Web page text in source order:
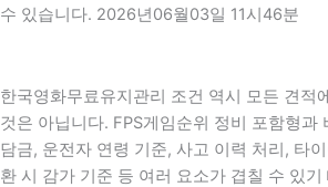
수 있습니다. 2026년06월03일 11시46분
한국영화무료유지관리 조건 역시 모든 견적
것은 아닙니다. FPS게임순위 정비 포함형과
담금, 운전자 연령 기준, 사고 이력 처리, 타
환 시 감가 기준 등 여러 요소가 겹칠 수 있